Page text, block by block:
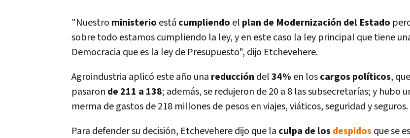
"Nuestro ministerio está cumpliendo el plan de Modernización del Estado
sobre todo estamos cumpliendo la ley, y en este caso la ley principal que tiene
Democracia que es la ley de Presupuesto", dijo Etchevehere.
Agroindustria aplicó este año una reducción del34% en loscargos polí­ticos, que
pasaron de 211 a 138; además, se redujeron de 20 a 8 las subsecretarí­as; y hubo
merma de gastos de 218 millones de pesos en viajes, viáticos, seguridad y seguros.
Para defender su decisión, Etchevehere dijo que la culpa de los despidos que se